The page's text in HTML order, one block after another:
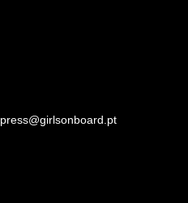
press@girlsonboard.pt